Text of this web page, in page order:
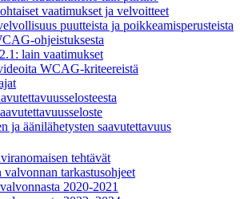
vaatimukset ja velvoitteet
puutteista ja poikkeamisperusteista
ohjeistuksesta
lain vaatimukset
WCAG-kriteereistä
ja äänilähetysten saavutettavuus
tehtävät
valvonnan tarkastusohjeet
2020-2021